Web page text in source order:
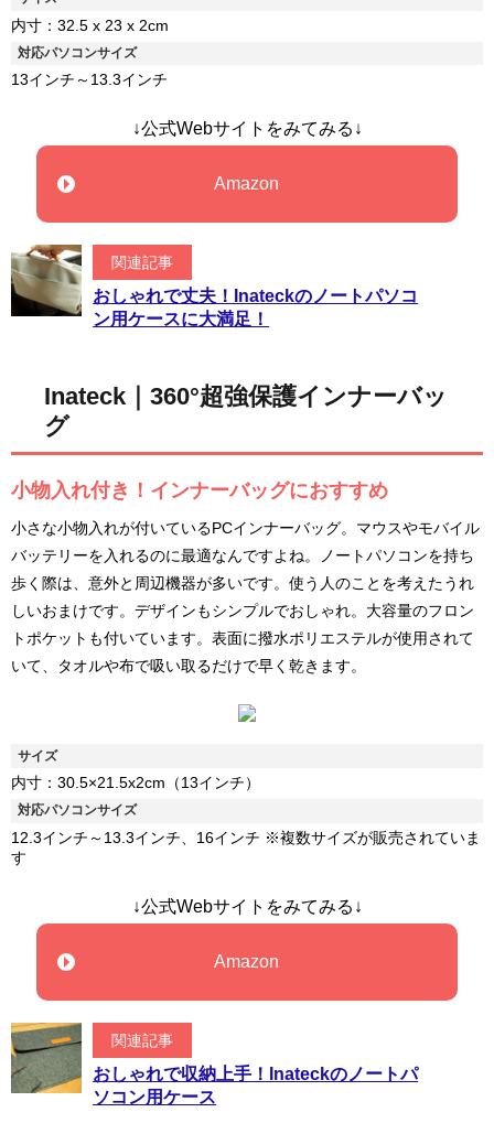
内寸：32.5 x 23 x 2cm
対応パソコンサイズ
13インチ～13.3インチ
↓公式Webサイトをみてみる↓
Amazon
関連記事
おしゃれで丈夫！Inateckのノートパソコ
ン用ケースに大満足！
Inateck｜360°超強保護インナーバッ
グ
小物入れ付き！インナーバッグにおすすめ
小さな小物入れが付いているPCインナーバッグ。マウスやモバイル
バッテリーを入れるのに最適なんですよね。ノートパソコンを持ち
歩く際は、意外と周辺機器が多いです。使う人のことを考えたうれ
しいおまけです。デザインもシンプルでおしゃれ。大容量のフロン
トポケットも付いています。表面に撥水ポリエステルが使用されて
いて、タオルや布で吸い取るだけで早く乾きます。
サイズ
内寸：30.5×21.5x2cm（13インチ）
対応パソコンサイズ
12.3インチ～13.3インチ、16インチ ※複数サイズが販売されていま
す
↓公式Webサイトをみてみる↓
Amazon
関連記事
おしゃれで収納上手！Inateckのノートパ
ソコン用ケース